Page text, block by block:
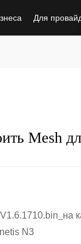
Для
Mesh
на
N3